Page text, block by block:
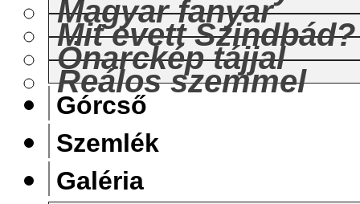
Magyar fanyar
Mit evett Szindbád?
Önarckép tájjal
Reálos szemmel
Górcső
Szemlék
Galéria